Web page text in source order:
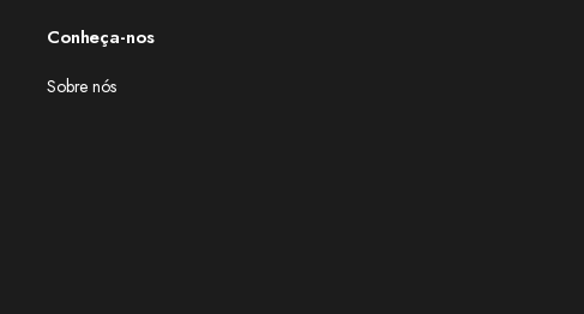
Conheça-nos
Sobre nós